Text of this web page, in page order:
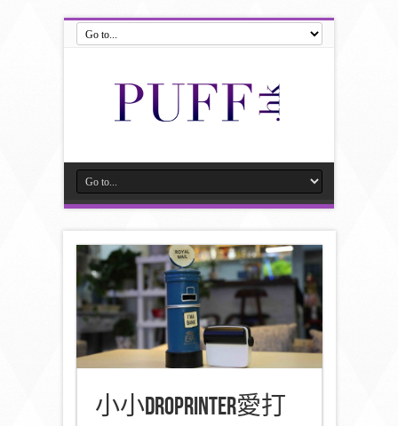
小小droPrinter愛打